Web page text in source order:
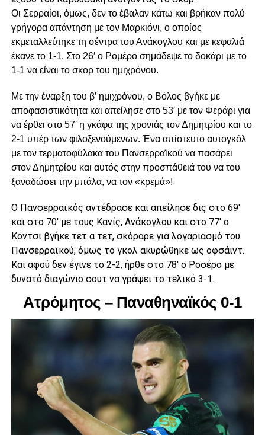
Οι Σερραίοι, όμως, δεν το έβαλαν κάτω και βρήκαν πολύ
γρήγορα απάντηση με τον Μαρκιόνι, ο οποίος
εκμεταλλεύτηκε τη σέντρα του Ανάκογλου και με κεφαλιά
έκανε το 1-1. Στο 26′ ο Ρομέρο σημάδεψε το δοκάρι με το
1-1 να είναι το σκορ του ημιχρόνου.
Με την έναρξη του β’ ημιχρόνου, ο Βόλος βγήκε με
αποφασιστικότητα και απείλησε στο 53′ με τον Φεράρι για
να έρθει στο 57′ η γκάφα της χρονιάς τον Δημητρίου και το
2-1 υπέρ των φιλοξενούμενων. Ένα απίστευτο αυτογκόλ
με τον τερματοφύλακα του Πανσερραϊκού να πασάρει
στον Δημητρίου και αυτός στην προσπάθειά του να του
ξαναδώσει την μπάλα, να τον «κρεμά»!
Ο Πανσερραϊκός αντέδρασε και απείλησε δις στο 69′
και στο 70′ με τους Κανίς, Ανάκογλου και στο 77′ ο
Κόντσι βγήκε τετ α τετ, σκόραρε για λογαριασμό του
Πανσερραϊκού, όμως το γκολ ακυρώθηκε ως οφσάιντ.
Και αφού δεν έγινε το 2-2, ήρθε στο 78′ ο Ροσέρο με
δυνατό διαγώνιο σουτ να γράψει το τελικό 3-1.
Ατρόμητος – Παναθηναϊκός 0-1